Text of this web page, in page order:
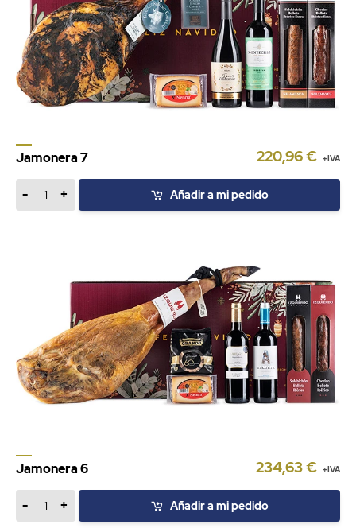
Jamonera 7 220,96 € +IVA
- + Añadir a mi pedido
Jamonera 6 234,63 € +IVA
- + Añadir a mi pedido